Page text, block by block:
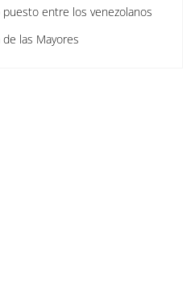
puesto entre los venezolanos
las Mayores